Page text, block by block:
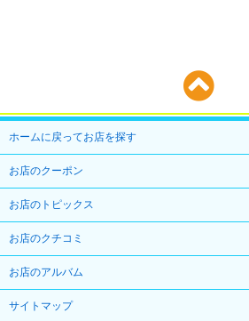
株式会社キャンパスライフドットコム 個
ご提供いただく情報の任意性
個人情報のご提供は任意ですが、同意を頂け
ります利用目的が達成できない事をご了承い
当社Webサイトの運営について
当社サイトでは、ご本人が当社Webサイトを
術を使用することがあります。これは、ご本
サイトにおいてご自身の個人情報を入力され
ホームに戻ってお店を探す
お店のクーポン
お店のトピックス
お店のクチコミ
お店のアルバム
サイトマップ